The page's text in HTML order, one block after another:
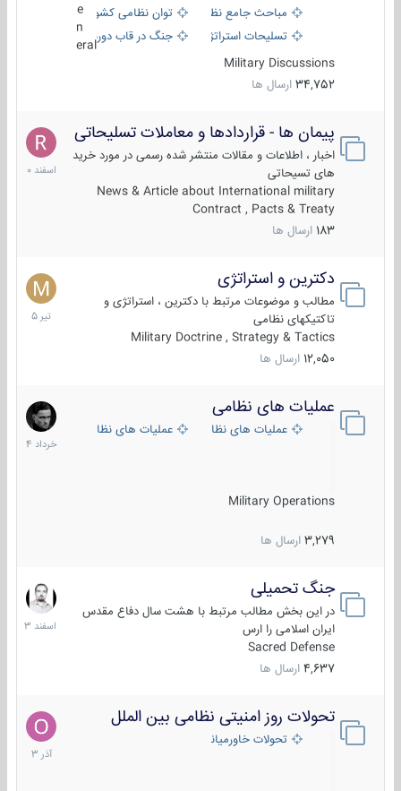
مباحث جامع نظامی
توان نظامی کشورها
تسلیحات استراتژیک
جنگ در قاب دوربین
eral
Military Discussions
34,752 ارسال ها
پیمان ها - قراردادها و معاملات تسلیحاتی
اخبار ، اطلاعات و مقالات منتشر شده رسمی در مورد خرید
های تسیحاتی
News & Article about International military
Contract , Pacts & Treaty
183 ارسال ها
7
اسفند
1400
دکترین و استراتژی
مطالب و موضوعات مرتبط با دکترین ، استراتژی و
تاکتیکهای نظامی
Military Doctrine , Strategy & Tactics
12,050 ارسال ها
27
تیر
1405
عملیات های نظامی
عملیات های نظامی ایرانعملیات های نظامی خارجی
Military Operations
3,279 ارسال ها
5
خرداد
1404
جنگ تحمیلی
در این بخش مطالب مرتبط با هشت سال دفاع مقدس
ایران اسلامی را ارس
Sacred Defense
4,637 ارسال ها
20
اسفند
1403
تحولات روز امنیتی نظامی بین الملل
تحولات خاورمیانه
21
آذر
1403